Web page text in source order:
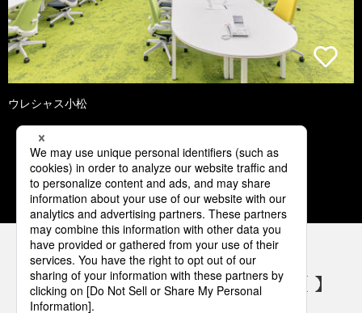
ウレシャス小松
1 2 3 4 5
パナソニックの電気設備 SNSアカウント